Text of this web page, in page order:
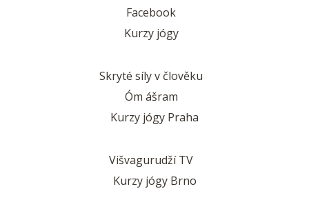
Facebook
Kurzy jógy
Skryté síly v člověku
Óm ášram
Kurzy jógy Praha
Višvagurudží TV
Kurzy jógy Brno